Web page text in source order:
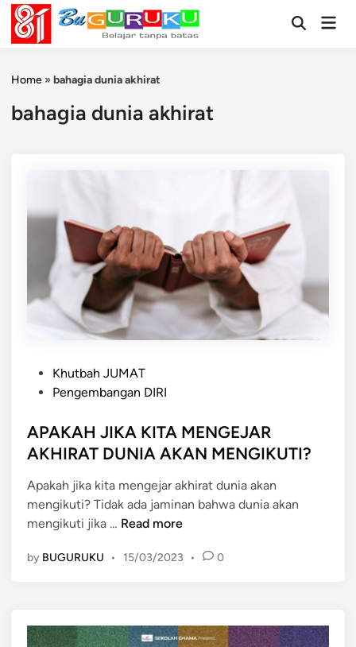
Skip
content
OpenMain
Home » bahagia dunia akhirat
bahagia dunia akhirat
t
e
i
n
Khutbah JUMAT
Pengembangan DIRI
APAKAH JIKA KITA MENGEJAR
AKHIRAT DUNIA AKAN MENGIKUTI?
Apakah jika kita mengejar akhirat dunia akan
mengikuti? Tidak ada jaminan bahwa dunia akan
mengikuti jika … A
A
J
Read more
by BUGURUKU • 15/03/2023 • 0